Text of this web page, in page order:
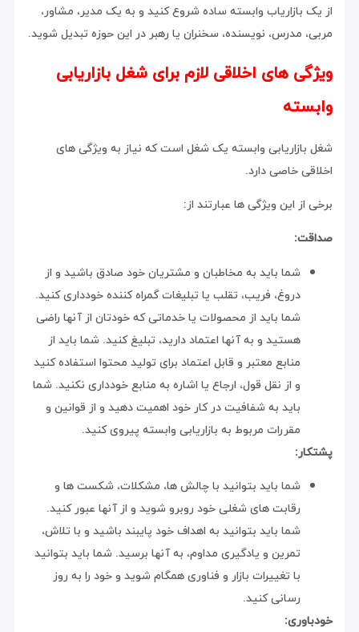
از یک بازاریاب وابسته ساده شروع کنید و به یک مدیر، مشاور،
مربی، مدرس، نویسنده، سخنران یا رهبر در این حوزه تبدیل شوید.
ویژگی های اخلاقی لازم برای شغل بازاریابی
وابسته
شغل بازاریابی وابسته یک شغل است که نیاز به ویژگی های
اخلاقی خاصی دارد.
برخی از این ویژگی ها عبارتند از:
صداقت:
شما باید به مخاطبان و مشتریان خود صادق باشید و از
دروغ، فریب، تقلب یا تبلیغات گمراه کننده خودداری کنید.
شما باید از محصولات یا خدماتی که خودتان از آنها راضی
هستید و به آنها اعتماد دارید، تبلیغ کنید. شما باید از
منابع معتبر و قابل اعتماد برای تولید محتوا استفاده کنید
و از نقل قول، ارجاع یا اشاره به منابع خودداری نکنید. شما
باید به شفافیت در کار خود اهمیت دهید و از قوانین و
مقررات مربوط به بازاریابی وابسته پیروی کنید.
پشتکار:
شما باید بتوانید با چالش ها، مشکلات، شکست ها و
رقابت های شغلی خود روبرو شوید و از آنها عبور کنید.
شما باید بتوانید به اهداف خود پایبند باشید و با تلاش،
تمرین و یادگیری مداوم، به آنها برسید. شما باید بتوانید
با تغییرات بازار و فناوری همگام شوید و خود را به روز
رسانی کنید.
خودباوری: